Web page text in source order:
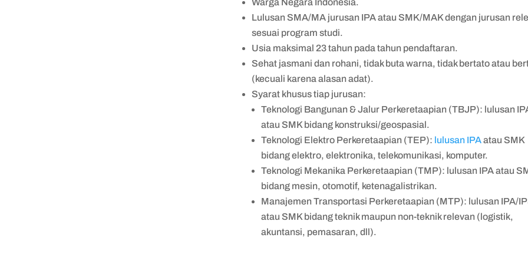
Warga Negara Indonesia.
Lulusan SMA/MA jurusan IPA atau SMK/MAK dengan jurusan
sesuai program studi.
Usia maksimal 23 tahun pada tahun pendaftaran.
Sehat jasmani dan rohani, tidak buta warna, tidak bertato atau
(kecuali karena alasan adat).
Syarat khusus tiap jurusan:
Teknologi Bangunan & Jalur Perkeretaapian (TBJP): lulusan
atau SMK bidang konstruksi/geospasial.
Teknologi Elektro Perkeretaapian (TEP): lulusan IPAatau SMK
bidang elektro, elektronika, telekomunikasi, komputer.
Teknologi Mekanika Perkeretaapian (TMP): lulusan IPA atau
bidang mesin, otomotif, ketenagalistrikan.
Manajemen Transportasi Perkeretaapian (MTP): lulusan IPA/
atau SMK bidang teknik maupun non-teknik relevan (logistik,
akuntansi, pemasaran, dll).